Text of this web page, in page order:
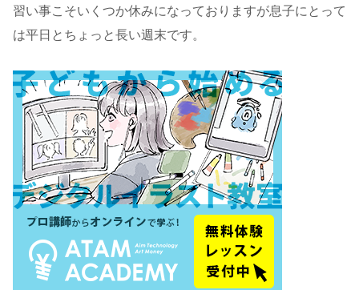
習い事こそいくつか休みになっておりますが息子にとって
は平日とちょっと長い週末です。